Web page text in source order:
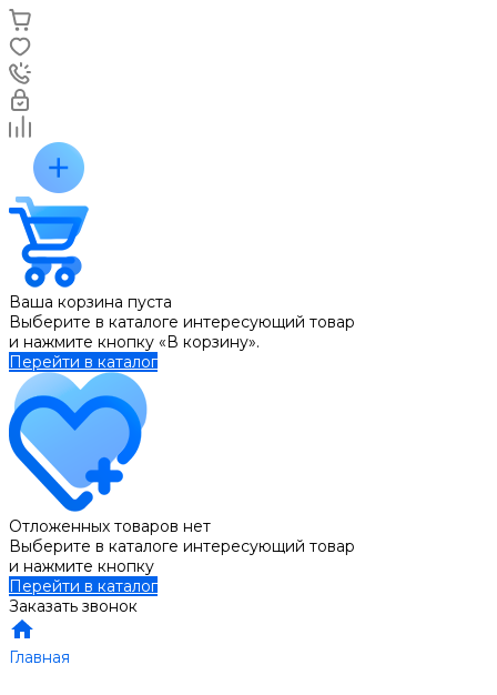
Ваша корзина пуста
Выберите в каталоге интересующий товар
и нажмите кнопку «В корзину».
Перейти в каталог
Отложенных товаров нет
Выберите в каталоге интересующий товар
и нажмите кнопку
Перейти в каталог
Заказать звонок
Главная